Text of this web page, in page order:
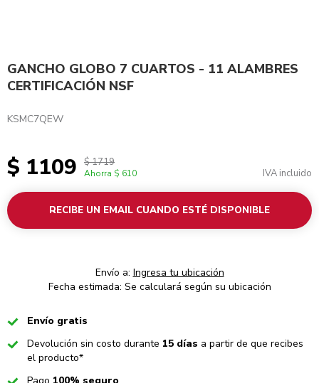
GANCHO GLOBO 7 CUARTOS - 11 ALAMBRES
CERTIFICACIÓN NSF
KSMC7QEW
$ 1109 $ 1719
Ahorra $ 610 IVA incluido
RECIBE UN EMAIL CUANDO ESTÉ DISPONIBLE
Envío a: Ingresa tu ubicación
Fecha estimada: Se calculará según su ubicación
CheckedEnvío gratis
CheckedDevolución sin costo durante 15 días a partir de que recibes
el producto*